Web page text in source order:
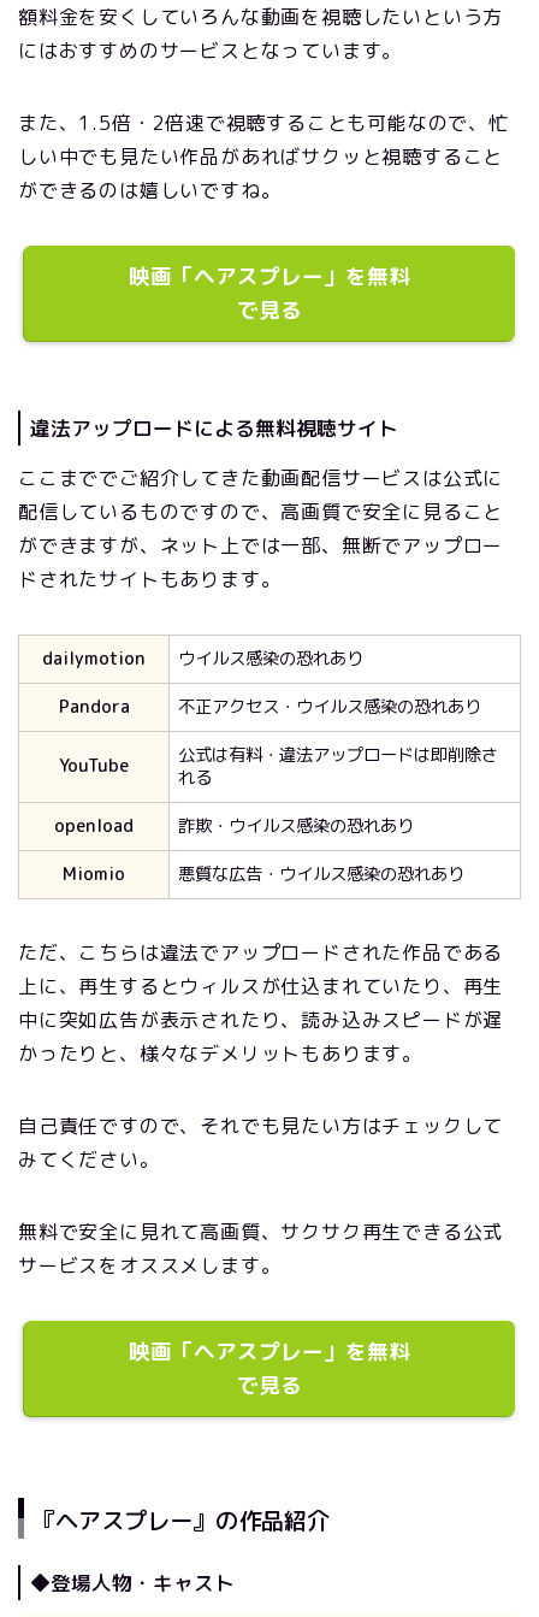
額料金を安くしていろんな動画を視聴したいという方
にはおすすめのサービスとなっています。
また、1.5倍・2倍速で視聴することも可能なので、忙
しい中でも見たい作品があればサクッと視聴すること
ができるのは嬉しいですね。
映画「ヘアスプレー」を無料
で見る
違法アップロードによる無料視聴サイト
ここまででご紹介してきた動画配信サービスは公式に
配信しているものですので、高画質で安全に見ること
ができますが、ネット上では一部、無断でアップロー
ドされたサイトもあります。
dailymotion
ウイルス感染の恐れあり
Pandora
不正アクセス・ウイルス感染の恐れあり
YouTube
公式は有料・違法アップロードは即削除さ
れる
openload
詐欺・ウイルス感染の恐れあり
Miomio
悪質な広告・ウイルス感染の恐れあり
ただ、こちらは違法でアップロードされた作品である
上に、再生するとウィルスが仕込まれていたり、再生
中に突如広告が表示されたり、読み込みスピードが遅
かったりと、様々なデメリットもあります。
自己責任ですので、それでも見たい方はチェックして
みてください。
無料で安全に見れて高画質、サクサク再生できる公式
サービスをオススメします。
映画「ヘアスプレー」を無料
で見る
『ヘアスプレー』の作品紹介
◆登場人物・キャスト